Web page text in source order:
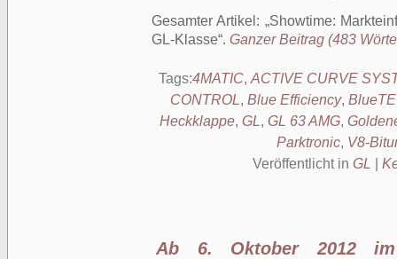
Gesamter Artikel:
Showtime:
GL-Klasse . Ganzer Beitrag (483
Tags:4MATIC, ACTIVE CURVE
CONTROL, Blue Efficiency,
Heckklappe, GL, GL 63 AMG,
Parktronic, V8-
Veröffentlicht in GL
Ab 6. Oktober 2012